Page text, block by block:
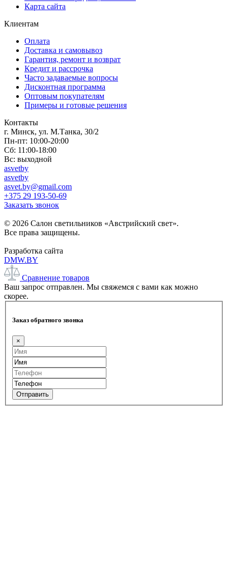
Карта сайта
Клиентам
Оплата
Доставка и самовывоз
Гарантия, ремонт и возврат
Кредит и рассрочка
Часто задаваемые вопросы
Дисконтная программа
Оптовым покупателям
Примеры и готовые решения
Контакты
г. Минск, ул. М.Танка, 30/2
Пн-пт: 10:00-20:00
Сб: 11:00-18:00
Вс: выходной
asvetby
asvetby
asvet.by@gmail.com
+375 29 193-50-69
Заказать звонок
© 2026 Салон светильников «Австрийский свет».
Все права защищены.
Разработка сайта
DMW.BY
Сравнение товаров
Ваш запрос отправлен. Мы свяжемся с вами как можно
скорее.
Заказ обратного звонка
×
Отправить